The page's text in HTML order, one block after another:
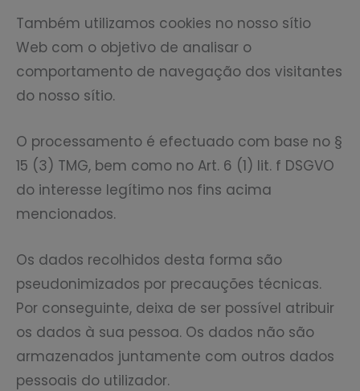
Também utilizamos cookies no nosso sítio
Web com o objetivo de analisar o
comportamento de navegação dos visitantes
do nosso sítio.
O processamento é efectuado com base no §
15 (3) TMG, bem como no Art. 6 (1) lit. f DSGVO
do interesse legítimo nos fins acima
mencionados.
Os dados recolhidos desta forma são
pseudonimizados por precauções técnicas.
Por conseguinte, deixa de ser possível atribuir
os dados à sua pessoa. Os dados não são
armazenados juntamente com outros dados
pessoais do utilizador.